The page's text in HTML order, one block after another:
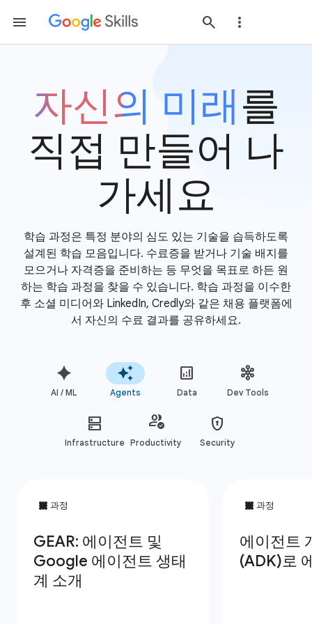
자신의 미래를
직접 만들어 나
가세요
학습 과정은 특정 분야의 심도 있는 기술을 습득하도록
설계된 학습 모음입니다. 수료증을 받거나 기술 배지를
모으거나 자격증을 준비하는 등 무엇을 목표로 하든 원
하는 학습 과정을 찾을 수 있습니다. 학습 과정을 이수한
후 소셜 미디어와 LinkedIn, Credly와 같은 채용 플랫폼에
서 자신의 수료 결과를 공유하세요.
AI / ML Agents Data Dev Tools
Infrastructure Productivity Security